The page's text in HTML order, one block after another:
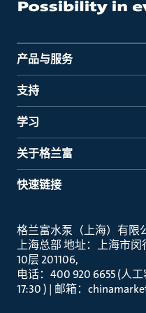
产品与服务
支持
学习
关于格兰富
快速链接
格兰富水泵（上海）有限
上海总部 地址：上海市
10层 201106
电话：400 920 6655 (人
17:30 ) | 邮箱：